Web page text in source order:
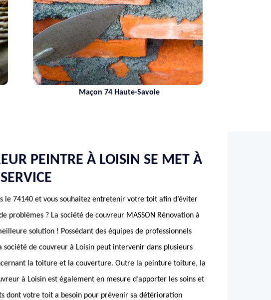
Nettoyage de terrasse 74
PEINTRE À LOISIN SE MET À
le 74140 et vous souhaitez entretenir votre toit afin d’éviter
problèmes ? La société de couvreur MASSON Rénovation à
solution ! Possédant des équipes de professionnels
société de couvreur à Loisin peut intervenir dans plusieurs
la toiture et la couverture. Outre la peinture toiture, la
à Loisin est également en mesure d’apporter les soins et
dont votre toit a besoin pour prévenir sa détérioration